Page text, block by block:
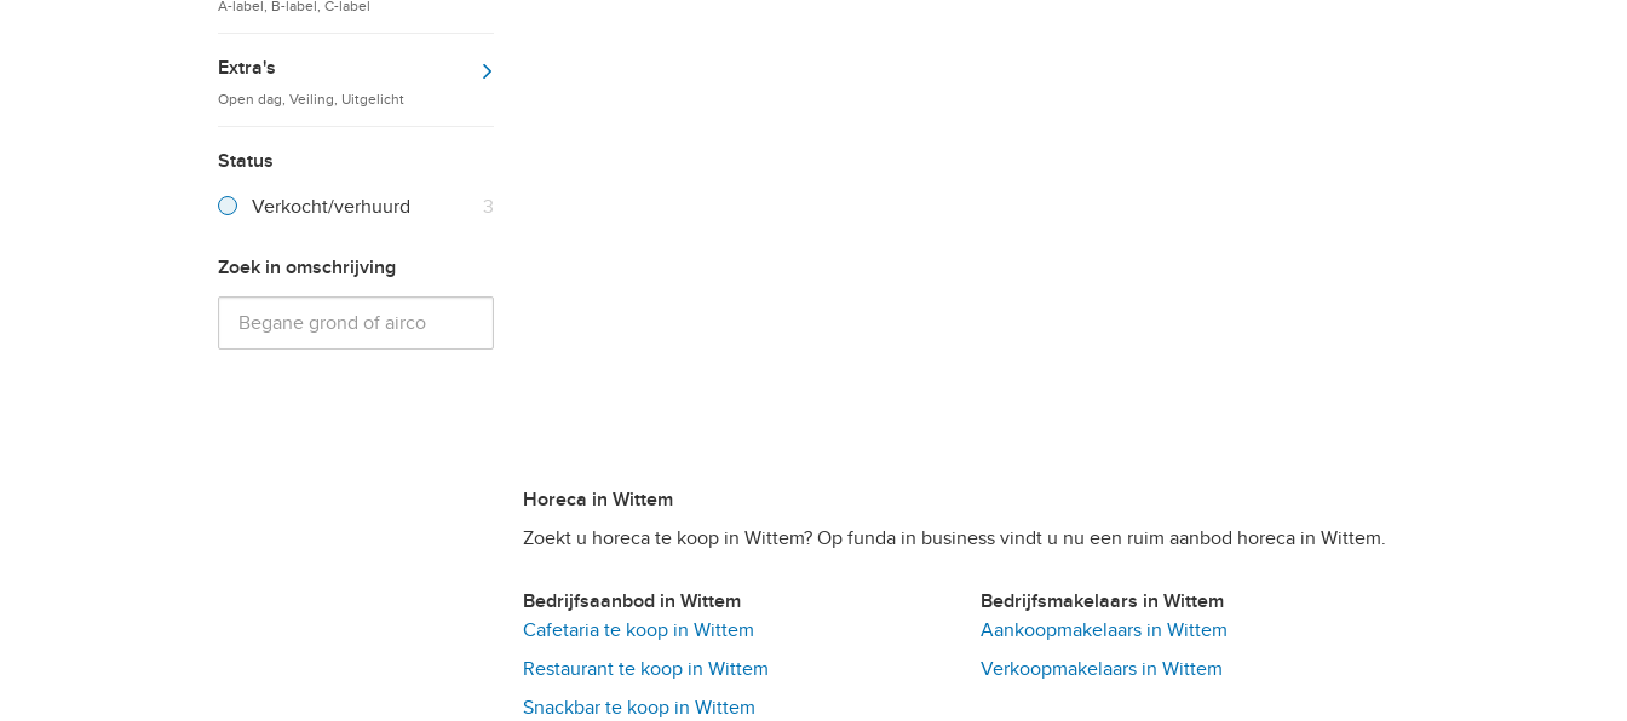
A-label, B-label, C-label
Extra's
Open dag, Veiling, Uitgelicht
Status
Verkocht/verhuurd
3
Zoek in omschrijving
Horeca in Wittem
Zoekt u horeca te koop in Wittem? Op funda in business vindt u nu een ruim aanbod horeca in Wittem.
Bedrijfsaanbod in Wittem
Cafetaria te koop in Wittem
Restaurant te koop in Wittem
Snackbar te koop in Wittem
Bedrijfsmakelaars in Wittem
Aankoopmakelaars in Wittem
Verkoopmakelaars in Wittem